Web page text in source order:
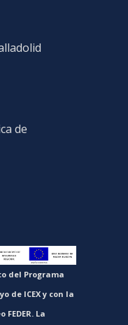
de
del Programa
de ICEX y con la
La